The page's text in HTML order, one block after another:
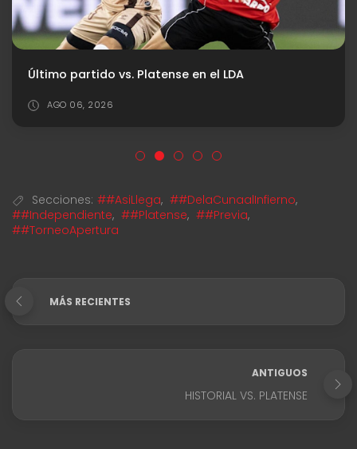
Último partido vs. Platense en el LDA
AGO 06, 2026
Secciones: ##AsiLlega, ##DelaCunaalInfierno,
##Independiente, ##Platense, ##Previa,
##TorneoApertura
MÁS RECIENTES
ANTIGUOS
HISTORIAL VS. PLATENSE